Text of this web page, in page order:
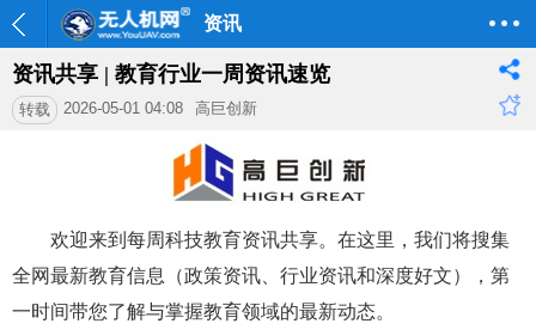
资讯
资讯共享 | 教育行业一周资讯速览
转载 2026-05-01 04:08 高巨创新
欢迎来到每周科技教育资讯共享。在这里，我们将搜集
全网最新教育信息（政策资讯、行业资讯和深度好文），第
一时间带您了解与掌握教育领域的最新动态。